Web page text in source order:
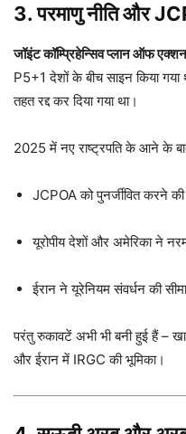
3. परमाणु नीति और
जॉइंट कॉम्प्रिहेन्सिव प्लान ऑफ
P5+1 देशों के बीच साइन किया गया
तहत रद्द कर दिया गया था।
2025 में नए राष्ट्रपति के आने के
JCPOA को पुनर्जीवित करने
यूरोपीय देशों और अमेरिका ने
ईरान ने यूरेनियम संवर्धन की
परंतु रुकावटें अभी भी बनी हुई हैं –
और ईरान में IRGC की भूमिका।